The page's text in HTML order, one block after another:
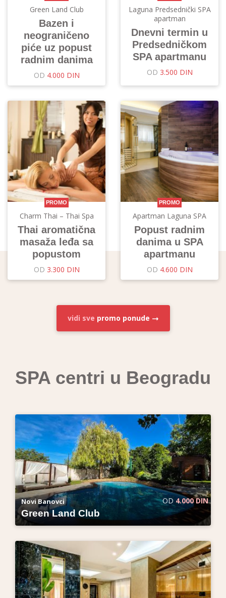
Green Land Club
Bazen i
neograničeno
piće uz popust
radnim danima
OD 4.000 DIN
Laguna Predsednički SPA
apartman
Dnevni termin u
Predsedničkom
SPA apartmanu
OD 3.500 DIN
PROMO
Charm Thai – Thai Spa
Thai aromatična
masaža leđa sa
popustom
OD 3.300 DIN
PROMO
Apartman Laguna SPA
Popust radnim
danima u SPA
apartmanu
OD 4.600 DIN
vidi sve promo ponude
SPA centri u Beogradu
Novi Banovci
Green Land Club
OD 4.000 DIN